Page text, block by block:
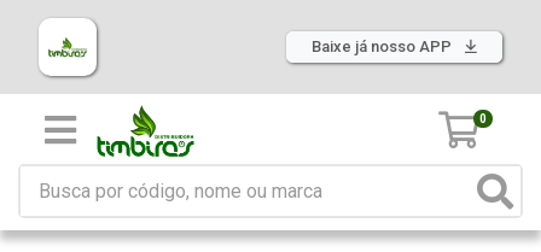
Baixe já nosso APP
0